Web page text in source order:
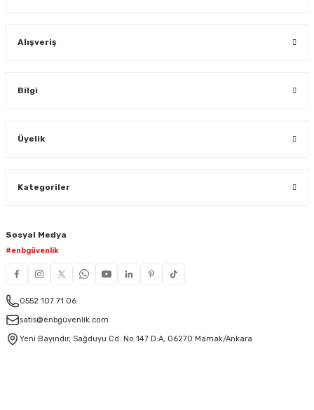
Alışveriş
Bilgi
Üyelik
Kategoriler
Sosyal Medya
#enbgüvenlik
0552 107 71 06
satis@enbgüvenlik.com
Yeni Bayındır, Sağduyu Cd. No:147 D:A, 06270 Mamak/Ankara